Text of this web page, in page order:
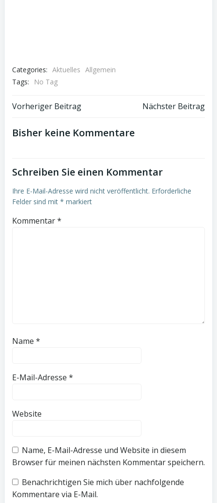
Categories: Aktuelles Allgemein
Tags:
No Tag
Post
navigation
Vorheriger Beitrag
Post
navigation
Nächster Beitrag
Bisher keine Kommentare
Schreiben Sie einen Kommentar
Ihre E-Mail-Adresse wird nicht veröffentlicht. Erforderliche
Felder sind mit * markiert
Kommentar*
Name *
E-Mail-Adresse *
Website
Name, E-Mail-Adresse und Website in diesem
Browser für meinen nächsten Kommentar speichern.
Benachrichtigen Sie mich über nachfolgende
Kommentare via E-Mail.